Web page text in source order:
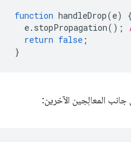
function handleDrop(e)
{
e. stopPropagation();
return false ;
}
المعالِجين الآخرين: